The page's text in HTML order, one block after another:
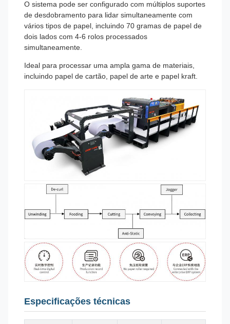
O sistema pode ser configurado com múltiplos suportes
de desdobramento para lidar simultaneamente com
vários tipos de papel, incluindo 70 gramas de papel de
dois lados com 4-6 rolos processados
simultaneamente.
Ideal para processar uma ampla gama de materiais,
incluindo papel de cartão, papel de arte e papel kraft.
Especificações técnicas